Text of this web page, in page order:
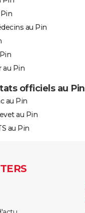
au Pin
au Pin
officiels au Pin
au Pin
au Pin
au Pin